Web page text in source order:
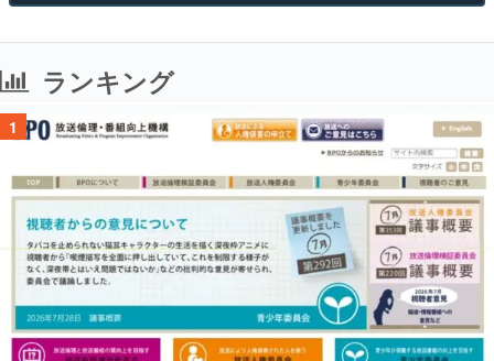
ランキング
1